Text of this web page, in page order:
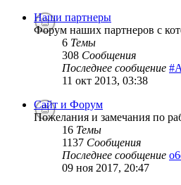
Наши партнеры
Форум наших партнеров с
6 Темы
308 Сообщения
Последнее сообщение
11 окт 2013, 03:38
Сайт и Форум
Пожелания и замечания по
16 Темы
1137 Сообщения
Последнее сообщение
09 ноя 2017, 20:47